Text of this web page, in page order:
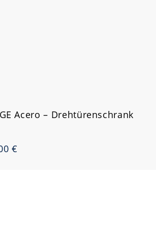
Acero – Drehtürenschrank
€